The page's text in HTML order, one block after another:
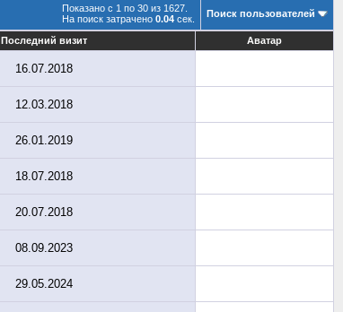
Показано с 1 по 30 из 1627.
На поиск затрачено 0.04 сек. Поиск пользователей
Последний визит Аватар
16.07.2018
12.03.2018
26.01.2019
18.07.2018
20.07.2018
08.09.2023
29.05.2024